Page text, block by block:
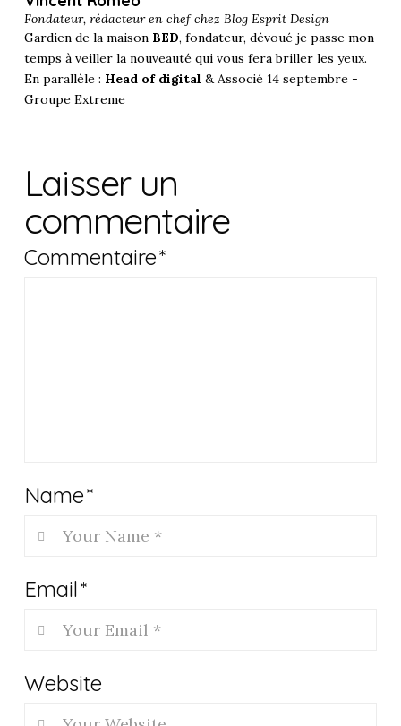
Fondateur, rédacteur en chef chez Blog Esprit Design
Gardien de la maison BED, fondateur, dévoué je passe mon
temps à veiller la nouveauté qui vous fera briller les yeux.
En parallèle : Head of digital & Associé 14 septembre -
Groupe Extreme
Laisser un
commentaire
Commentaire*
Name*
Email*
Website